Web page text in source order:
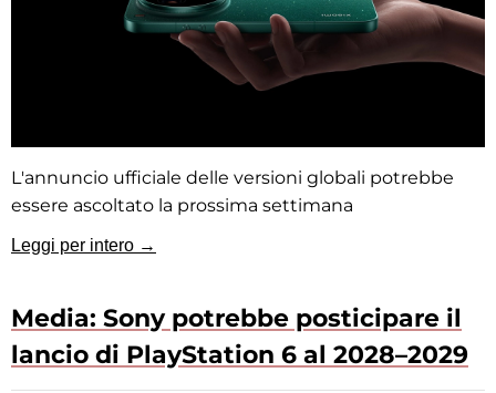
L'annuncio ufficiale delle versioni globali potrebbe
essere ascoltato la prossima settimana
Leggi per intero →
Media: Sony potrebbe posticipare il
lancio di PlayStation 6 al 2028–2029